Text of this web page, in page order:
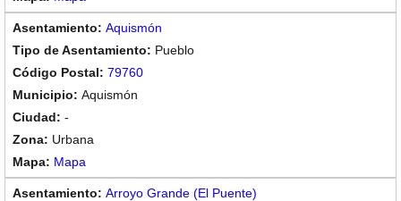
Aquismón
Pueblo
79760
Aquismón
-
Urbana
Mapa
Arroyo Grande (El Puente)